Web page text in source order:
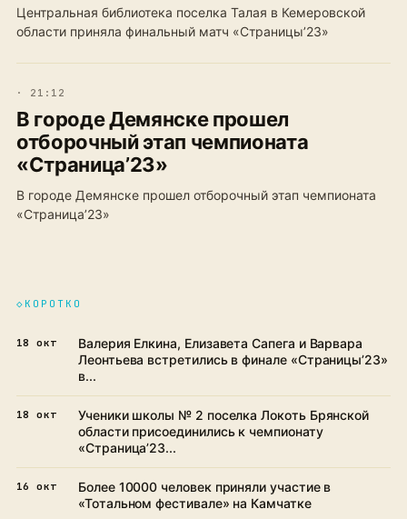
Центральная библиотека поселка Талая в Кемеровской
области приняла финальный матч «Страницы’23»
· 21:12
В городе Демянске прошел
отборочный этап чемпионата
«Страница’23»
В городе Демянске прошел отборочный этап чемпионата
«Страница’23»
◇ КОРОТКО
18 окт
Валерия Елкина, Елизавета Сапега и Варвара
Леонтьева встретились в финале «Страницы’23»
в...
18 окт
Ученики школы № 2 поселка Локоть Брянской
области присоединились к чемпионату
«Страница’23...
16 окт
Более 10000 человек приняли участие в
«Тотальном фестивале» на Камчатке